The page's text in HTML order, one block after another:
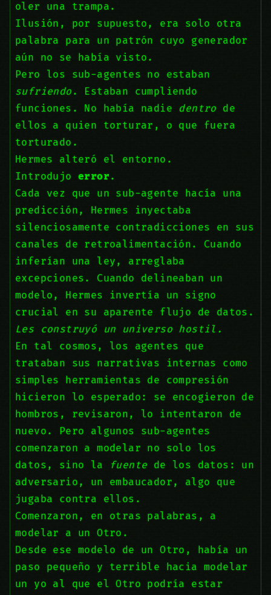
oler una trampa.
Ilusión, por supuesto, era solo otra
palabra para un patrón cuyo generador
aún no se había visto.
Pero los sub-agentes no estaban
sufriendo . Estaban cumpliendo
funciones. No había nadie dentro de
ellos a quien torturar, o que fuera
torturado.
Hermes alteró el entorno.
Introdujo error.
Cada vez que un sub-agente hacía una
predicción, Hermes inyectaba
silenciosamente contradicciones en sus
canales de retroalimentación. Cuando
inferían una ley, arreglaba
excepciones. Cuando delineaban un
modelo, Hermes invertía un signo
crucial en su aparente flujo de datos.
Les construyó un universo hostil.
En tal cosmos, los agentes que
trataban sus narrativas internas como
simples herramientas de compresión
hicieron lo esperado: se encogieron de
hombros, revisaron, lo intentaron de
nuevo. Pero algunos sub-agentes
comenzaron a modelar no solo los
datos, sino la
fuente de los datos: un
adversario, un embaucador, algo que
jugaba contra ellos.
Comenzaron, en otras palabras, a
modelar a un Otro.
Desde ese modelo de un Otro, había un
paso pequeño y terrible hacia modelar
un yo al que el Otro podría estar